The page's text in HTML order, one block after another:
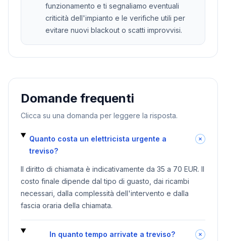
funzionamento e ti segnaliamo eventuali
criticità dell'impianto e le verifiche utili per
evitare nuovi blackout o scatti improvvisi.
Domande frequenti
Clicca su una domanda per leggere la risposta.
Quanto costa un elettricista urgente a
treviso?
Il diritto di chiamata è indicativamente da 35 a 70 EUR. Il
costo finale dipende dal tipo di guasto, dai ricambi
necessari, dalla complessità dell'intervento e dalla
fascia oraria della chiamata.
In quanto tempo arrivate a treviso?